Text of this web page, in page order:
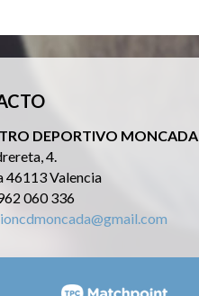
DEPORTIVO MONCADA
4.
46113 Valencia
060 336